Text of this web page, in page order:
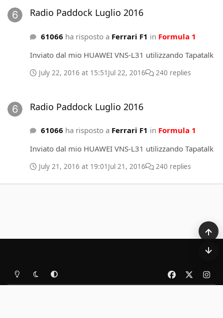
Radio Paddock Luglio 2016
61066 ha risposto a Ferrari F1 in Formula 1
Inviato dal mio HUAWEI VNS-L31 utilizzando Tapatalk
July 22, 2016 at 15:51 Jul 22, 2016 240 replies
Radio Paddock Luglio 2016
61066 ha risposto a Ferrari F1 in Formula 1
Inviato dal mio HUAWEI VNS-L31 utilizzando Tapatalk
July 21, 2016 at 19:01 Jul 21, 2016 240 replies
Light ModeDark ModeSystem Preference
a
n